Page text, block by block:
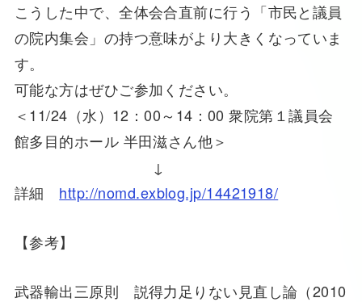
こうした中で、全体会合直前に行う「市民と議員
の院内集会」の持つ意味がより大きくなっていま
す。
可能な方はぜひご参加ください。
＜11/24（水）12：00～14：00 衆院第１議員会
館多目的ホール 半田滋さん他＞
↓
詳細 http://nomd.exblog.jp/14421918/
【参考】
武器輸出三原則 説得力足りない見直し論（2010